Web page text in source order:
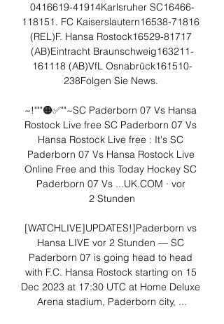
0416619-41914Karlsruher SC16466-
118151. FC Kaiserslautern16538-71816
(REL)F. Hansa Rostock16529-81717
(AB)Eintracht Braunschweig163211-
161118 (AB)VfL Osnabrück161510-
238Folgen Sie News.
~!"""🟠✅""~SC Paderborn 07 Vs Hansa
Rostock Live free SC Paderborn 07 Vs
Hansa Rostock Live free : It's SC
Paderborn 07 Vs Hansa Rostock Live
Online Free and this Today Hockey SC
Paderborn 07 Vs ...UK.COM · vor
2 Stunden
[WATCHLIVE]UPDATES!]Paderborn vs
Hansa LIVE vor 2 Stunden — SC
Paderborn 07 is going head to head
with F.C. Hansa Rostock starting on 15
Dec 2023 at 17:30 UTC at Home Deluxe
Arena stadium, Paderborn city, ...